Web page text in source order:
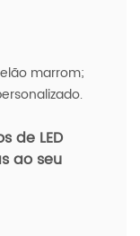
marrom;
de LED
ao seu